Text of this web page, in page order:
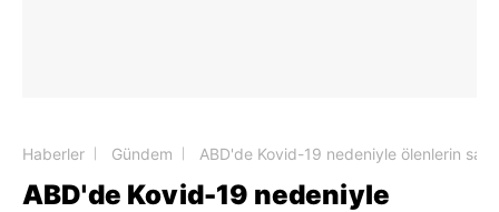
Haberler Gündem ABD'de Kovid-19 nedeniyle ölenlerin
ABD'de Kovid-19 nedeniyle